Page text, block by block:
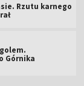
Rzutu karnego
Górnika